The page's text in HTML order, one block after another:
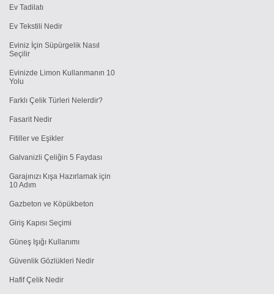
Ev Tadilatı
Ev Tekstili Nedir
Eviniz İçin Süpürgelik Nasıl
Seçilir
Evinizde Limon Kullanmanın 10
Yolu
Farklı Çelik Türleri Nelerdir?
Fasarit Nedir
Fitiller ve Eşikler
Galvanizli Çeliğin 5 Faydası
Garajınızı Kışa Hazırlamak için
10 Adım
Gazbeton ve Köpükbeton
Giriş Kapısı Seçimi
Güneş Işığı Kullanımı
Güvenlik Gözlükleri Nedir
Hafif Çelik Nedir